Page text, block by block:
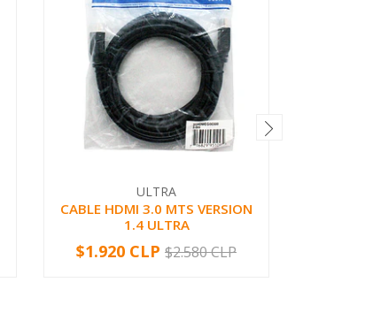
ULTRA
CABLE HDMI 3.0 MTS VERSION
1.4 ULTRA
+
$1.920 CLP $2.580 CLP